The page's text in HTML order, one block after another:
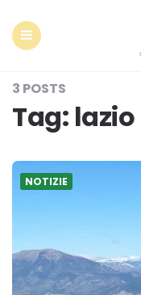
3 POSTS
Tag: lazio
NOTIZIE